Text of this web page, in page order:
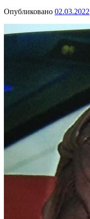
Опубликовано 02.03.2022